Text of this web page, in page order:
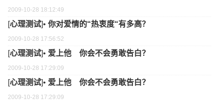
2009-10-28 18:12:49
[心理测试]• 你对爱情的“热衷度“有多高？
2009-10-28 17:56:52
[心理测试]• 爱上他 你会不会勇敢告白？
2009-10-28 17:29:09
[心理测试]• 爱上他 你会不会勇敢告白？
2009-10-28 17:29:09